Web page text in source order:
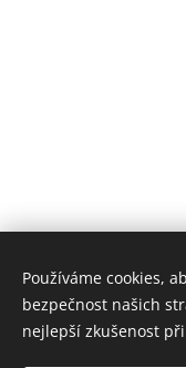
Používáme cookies,
bezpečnost našich
nejlepší zkušenost